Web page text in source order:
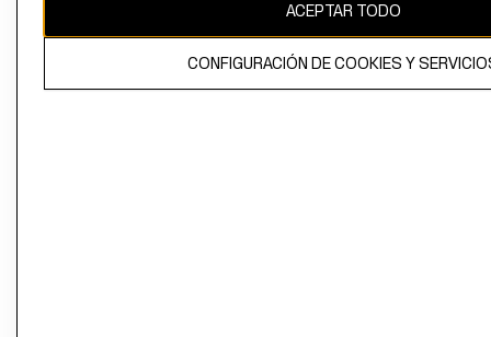
ACEPTAR TODO
CONFIGURACIÓN DE COOKIES Y